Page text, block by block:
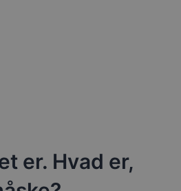
er. Hvad er,